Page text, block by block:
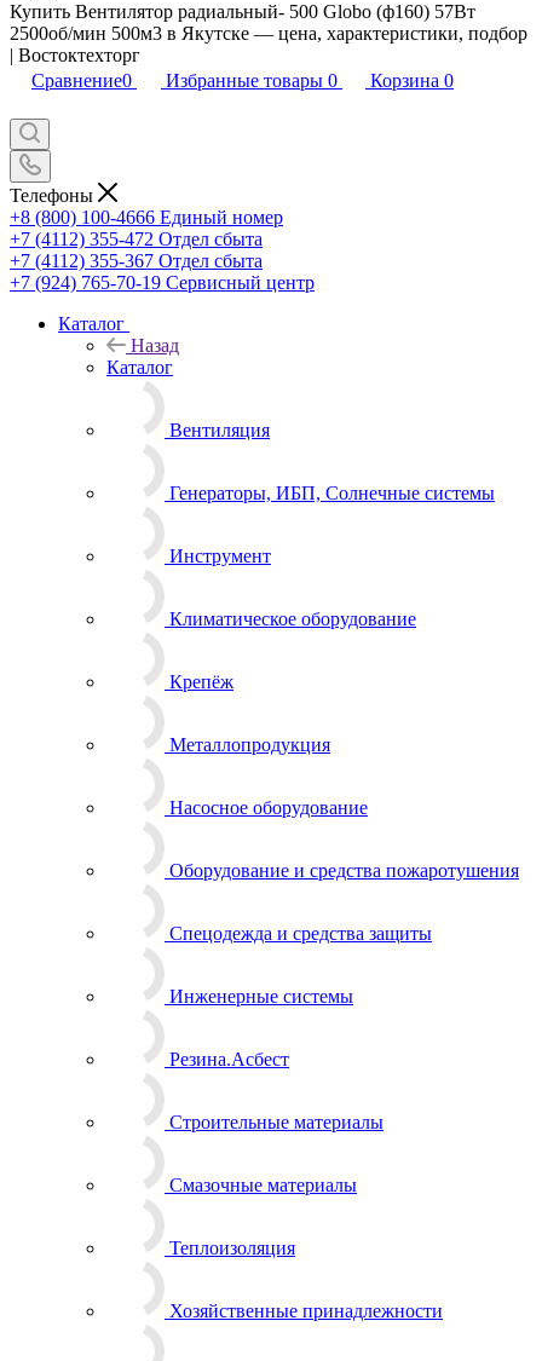
Купить Вентилятор радиальный- 500 Globo (ф160) 57Вт
2500об/мин 500м3 в Якутске — цена, характеристики, подбор
| Востоктехторг
Сравнение0 Избранные товары 0 Корзина 0
Телефоны
+8 (800) 100-4666 Единый номер
+7 (4112) 355-472 Отдел сбыта
+7 (4112) 355-367 Отдел сбыта
+7 (924) 765-70-19 Сервисный центр
Каталог
Назад
Каталог
Вентиляция
Генераторы, ИБП, Солнечные системы
Инструмент
Климатическое оборудование
Крепёж
Металлопродукция
Насосное оборудование
Оборудование и средства пожаротушения
Спецодежда и средства защиты
Инженерные системы
Резина.Асбест
Строительные материалы
Смазочные материалы
Теплоизоляция
Хозяйственные принадлежности